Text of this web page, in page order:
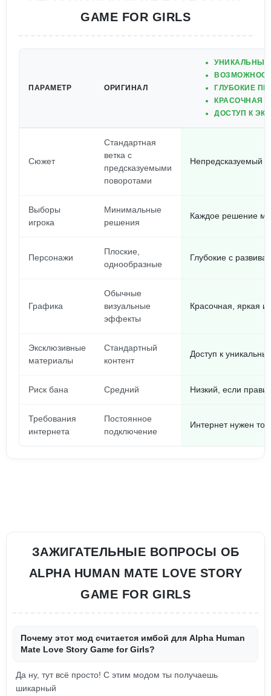
GAME FOR GIRLS
ПАРАМЕТР ОРИГИНАЛ
ГЛУБОКИЕ
КРАСОЧНАЯ
ДОСТУП К
Сюжет
Стандартная
ветка с
предсказуемыми
поворотами
Непредсказуемый
Выборы
игрока
Минимальные
решения
Каждое решение
Персонажи
Плоские,
однообразные
Глубокие с
Графика
Обычные
визуальные
эффекты
Красочная, яркая
Эксклюзивные
материалы
Стандартный
контент
Доступ к
Риск бана Средний Низкий, если
Требования
интернета
Постоянное
подключение
Интернет нужен
ЗАЖИГАТЕЛЬНЫЕ ВОПРОСЫ ОБ
ALPHA HUMAN MATE LOVE STORY
GAME FOR GIRLS
Почему этот мод считается имбой для Alpha Human
Mate Love Story Game for Girls?
Да ну, тут всё просто! С этим модом ты получаешь
шикарный